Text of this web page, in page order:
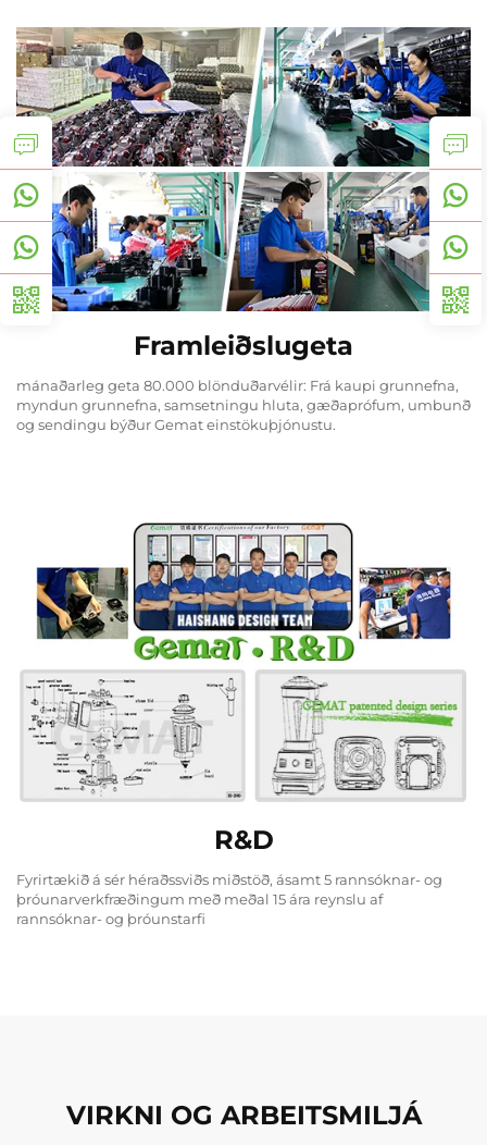
Framleiðslugeta
mánaðarleg geta 80.000 blönduðarvélir: Frá kaupi grunnefna,
myndun grunnefna, samsetningu hluta, gæðaprófum, umbunð
og sendingu býður Gemat einstökuþjónustu.
R&D
Fyrirtækið á sér héraðssviðs miðstöð, ásamt 5 rannsóknar- og
þróunarverkfræðingum með meðal 15 ára reynslu af
rannsóknar- og þróunstarfi
VIRKNI OG ARBEITSMILJÁ